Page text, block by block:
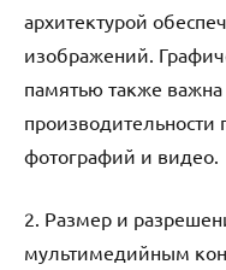
архитектурой
изображений.
памятью также
производительности
фотографий и видео.
2. Размер и
мультимедийным